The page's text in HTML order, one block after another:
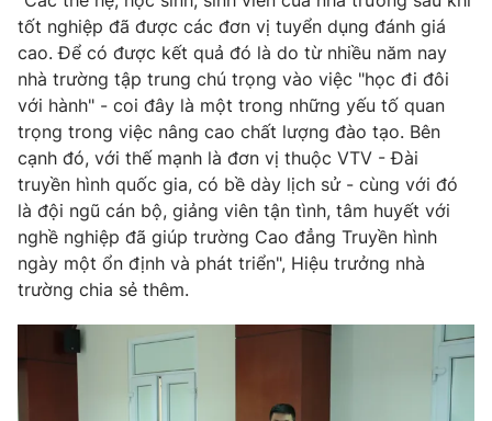
VTV Money VTV Thể thao
VTV Sức khoẻ Bất động sản
Thị trường 24h Tấm lòng Việt
VTV4 Vươn mình bằng AI
VTV9 VTV8
Liên hệ tòa soạn
tốt nghiệp đã được các đơn vị tuyển dụng đánh giá
cao. Để có được kết quả đó là do từ nhiều năm nay
nhà trường tập trung chú trọng vào việc "học đi đôi
với hành" - coi đây là một trong những yếu tố quan
trọng trong việc nâng cao chất lượng đào tạo. Bên
cạnh đó, với thế mạnh là đơn vị thuộc VTV - Đài
truyền hình quốc gia, có bề dày lịch sử - cùng với đó
là đội ngũ cán bộ, giảng viên tận tình, tâm huyết với
nghề nghiệp đã giúp trường Cao đẳng Truyền hình
ngày một ổn định và phát triển", Hiệu trưởng nhà
trường chia sẻ thêm.